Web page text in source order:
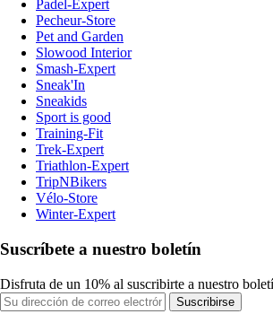
Padel-Expert
Pecheur-Store
Pet and Garden
Slowood Interior
Smash-Expert
Sneak'In
Sneakids
Sport is good
Training-Fit
Trek-Expert
Triathlon-Expert
TripNBikers
Vélo-Store
Winter-Expert
Suscríbete a nuestro boletín
Disfruta de un 10% al suscribirte a nuestro
Suscribirse